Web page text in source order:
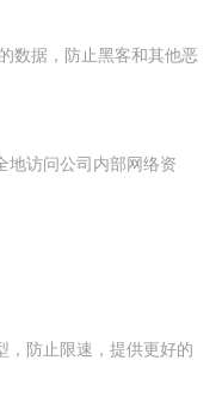
数据，防止黑客和其他恶
地访问公司内部网络资
，防止限速，提供更好的